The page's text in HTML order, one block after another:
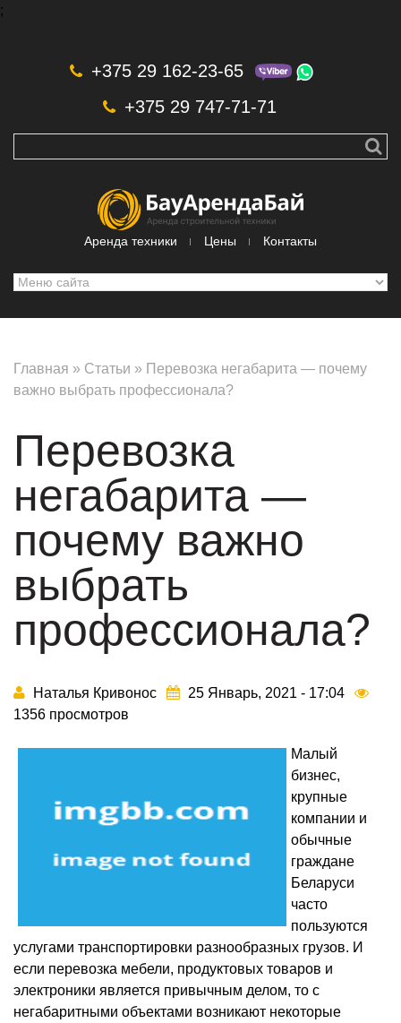
;
+375 29 162-23-65
+375 29 747-71-71
Аренда техники Цены Контакты
Главная » Статьи » Перевозка негабарита — почему
важно выбрать профессионала?
Перевозка
негабарита —
почему важно
выбрать
профессионала?
Наталья Кривонос
25 Январь, 2021 - 17:04
1356 просмотров
Малый
бизнес,
крупные
компании и
обычные
граждане
Беларуси
часто
пользуются
услугами транспортировки разнообразных грузов. И
если перевозка мебели, продуктовых товаров и
электроники является привычным делом, то с
негабаритными объектами возникают некоторые